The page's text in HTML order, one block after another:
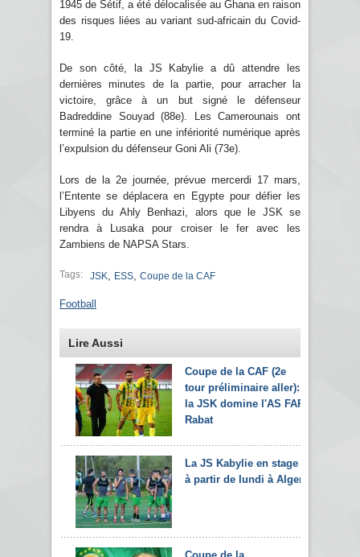
1945 de Sétif, a été délocalisée au Ghana en raison
des risques liées au variant sud-africain du Covid-
19.
De son côté, la JS Kabylie a dû attendre les
dernières minutes de la partie, pour arracher la
victoire, grâce à un but signé le défenseur
Badreddine Souyad (88e). Les Camerounais ont
terminé la partie en une infériorité numérique après
l’expulsion du défenseur Goni Ali (73e).
Lors de la 2e journée, prévue mercerdi 17 mars,
l’Entente se déplacera en Egypte pour défier les
Libyens du Ahly Benhazi, alors que le JSK se
rendra à Lusaka pour croiser le fer avec les
Zambiens de NAPSA Stars.
Tags: JSK ESS Coupe de la CAF
Football
Lire Aussi
Coupe de la CAF (2e
tour préliminaire aller):
la JSK domine l'AS FAR
Rabat
La JS Kabylie en stage
à partir de lundi à Alger